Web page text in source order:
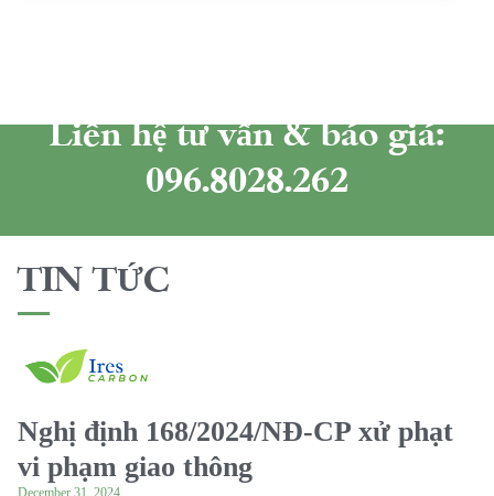
Liên hệ tư vấn & báo giá:
096.8028.262
TIN TỨC
Nghị định 168/2024/NĐ-CP xử phạt
vi phạm giao thông
December 31, 2024